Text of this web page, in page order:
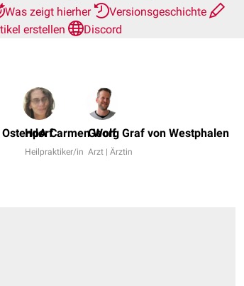
Was zeigt hierher
Versionsgeschichte
erstellen
Discord
HpA Carmen Wolf
Heilpraktiker/in
Georg Graf von Westphalen
Arzt | Ärztin